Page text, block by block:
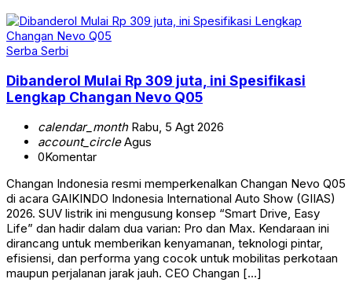
Serba Serbi
Dibanderol Mulai Rp 309 juta, ini Spesifikasi
Lengkap Changan Nevo Q05
calendar_monthRabu, 5 Agt 2026
account_circleAgus
0Komentar
Changan Indonesia resmi memperkenalkan Changan Nevo Q05
di acara GAIKINDO Indonesia International Auto Show (GIIAS)
2026. SUV listrik ini mengusung konsep “Smart Drive, Easy
Life” dan hadir dalam dua varian: Pro dan Max. Kendaraan ini
dirancang untuk memberikan kenyamanan, teknologi pintar,
efisiensi, dan performa yang cocok untuk mobilitas perkotaan
maupun perjalanan jarak jauh. CEO Changan […]